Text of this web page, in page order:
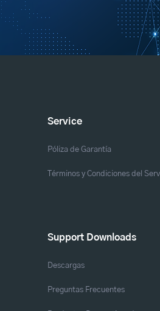
Service
Póliza de Garantía
Términos y Condiciones del
Support Downloads
Descargas
Preguntas Frecuentes